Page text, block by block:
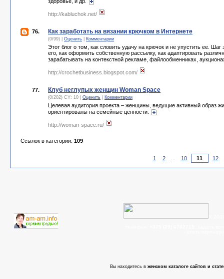
http://kabluchok.net/
76. Как заработать на вязании крючком в Интернете
(0/99) | Оценить Комментарии
Этот блог о том, как словить удачу на крючок и не упустить ее.
его, как оформить собственную рассылку, как адаптировать
зарабатывать на контекстной рекламе, файлообменниках,
http://crochetbusiness.blogspot.com/
77. Клуб неглупых женщин Woman Space
(0/202) CY: 10 | Оценить Комментарии
Целевая аудитория проекта – женщины, ведущие активный образ
ориентированы на семейные ценности.
http://woman-space.ru/
Ссылок в категории: 109
1 2 10 12
Вы находитесь в женском каталоге сайтов и